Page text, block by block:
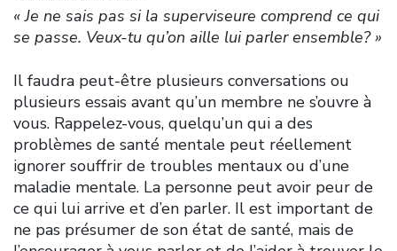
« Je ne sais pas si la superviseure comprend ce qui
se passe. Veux-tu qu’on aille lui parler ensemble? »
Il faudra peut-être plusieurs conversations ou
plusieurs essais avant qu’un membre ne s’ouvre à
vous. Rappelez-vous, quelqu’un qui a des
problèmes de santé mentale peut réellement
ignorer souffrir de troubles mentaux ou d’une
maladie mentale. La personne peut avoir peur de
ce qui lui arrive et d’en parler. Il est important de
ne pas présumer de son état de santé, mais de